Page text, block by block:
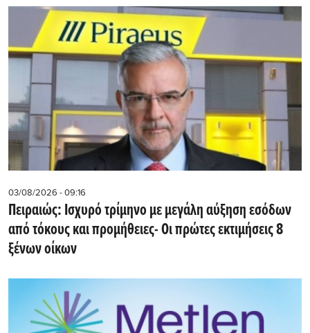
03/08/2026 - 09:16
Πειραιώς: Ισχυρό τρίμηνο με μεγάλη αύξηση εσόδων
από τόκους και προμήθειες- Oι πρώτες εκτιμήσεις 8
ξένων οίκων